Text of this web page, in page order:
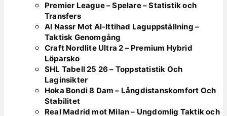
Premier League – Spelare – Statistik och
Transfers
Al Nassr Mot Al-Ittihad Laguppställning –
Taktisk Genomgång
Craft Nordlite Ultra 2 – Premium Hybrid
Löparsko
SHL Tabell 25 26 – Toppstatistik Och
Laginsikter
Hoka Bondi 8 Dam – Långdistanskomfort Och
Stabilitet
Real Madrid mot Milan – Ungdomlig Taktik och